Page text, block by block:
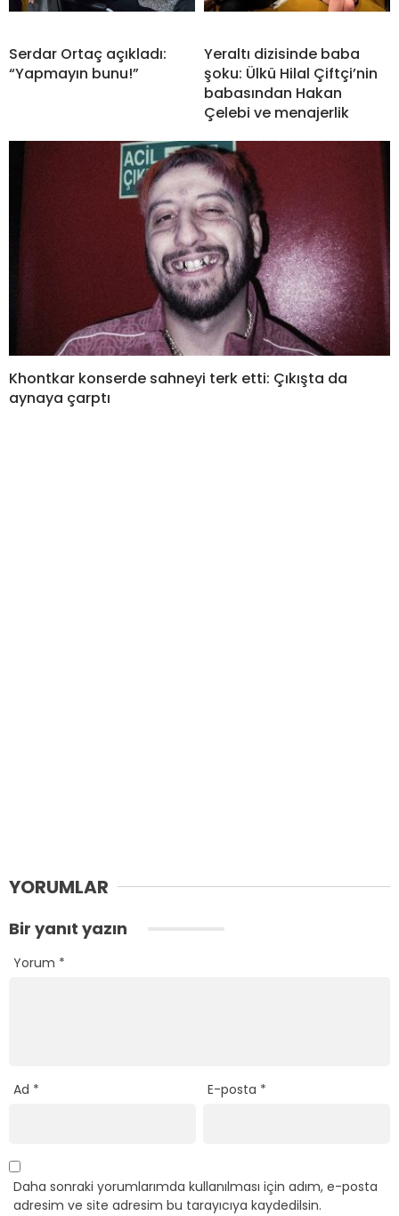
Serdar Ortaç açıkladı:
“Yapmayın bunu!”
Yeraltı dizisinde baba
şoku: Ülkü Hilal Çiftçi’nin
babasından Hakan
Çelebi ve menajerlik
Khontkar konserde sahneyi terk etti: Çıkışta da
aynaya çarptı
YORUMLAR
Bir yanıt yazın
Yorum *
Ad * E-posta *
Daha sonraki yorumlarımda kullanılması için adım, e-posta
adresim ve site adresim bu tarayıcıya kaydedilsin.